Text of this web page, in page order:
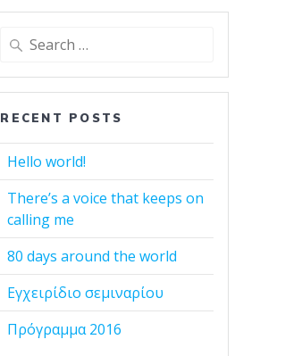
Search
RECENT POSTS
Hello world!
There’s a voice that keeps on
calling me
80 days around the world
Εγχειρίδιο σεμιναρίου
Πρόγραμμα 2016